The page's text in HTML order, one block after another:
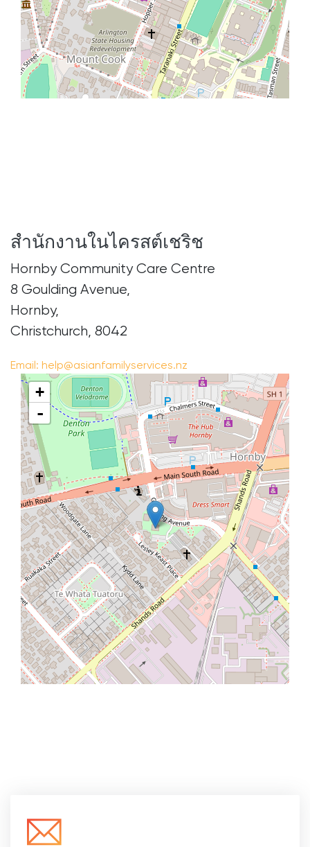
สำนักงานในไครสต์เชริช
Hornby Community Care Centre
8 Goulding Avenue,
Hornby,
Christchurch, 8042
Email: help@asianfamilyservices.nz
+
-